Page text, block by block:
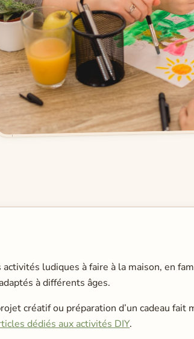
ludiques à faire à la maison, en
à différents âges.
créatif ou préparation d’un cadeau fait
dédiés aux activités DIY.